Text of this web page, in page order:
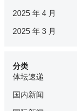
2025 年 4 月
2025 年 3 月
分类
体坛速递
国内新闻